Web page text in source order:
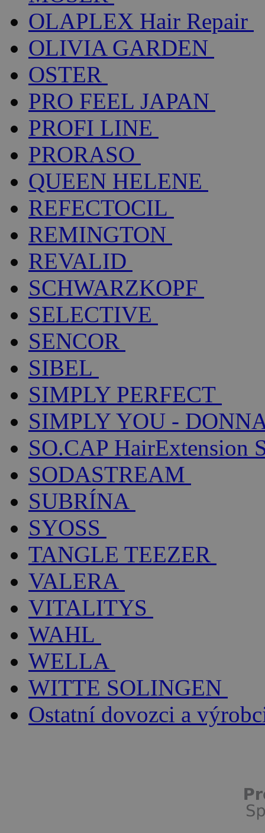
OLAPLEX Hair Repair
OLIVIA GARDEN
OSTER
PRO FEEL JAPAN
PROFI LINE
PRORASO
QUEEN HELENE
REFECTOCIL
REMINGTON
REVALID
SCHWARZKOPF
SELECTIVE
SENCOR
SIBEL
SIMPLY PERFECT
SIMPLY YOU -
SO.CAP HairExtension
SODASTREAM
SUBRÍNA
SYOSS
TANGLE TEEZER
VALERA
VITALITYS
WAHL
WELLA
WITTE SOLINGEN
Ostatní dovozci a